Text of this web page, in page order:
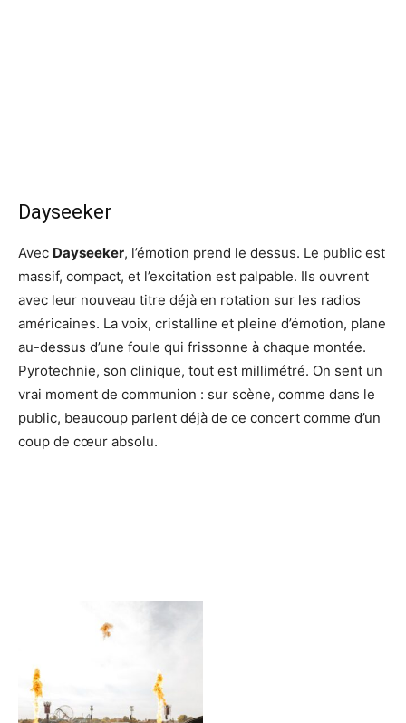
Dayseeker
Avec Dayseeker, l’émotion prend le dessus. Le public est
massif, compact, et l’excitation est palpable. Ils ouvrent
avec leur nouveau titre déjà en rotation sur les radios
américaines. La voix, cristalline et pleine d’émotion, plane
au-dessus d’une foule qui frissonne à chaque montée.
Pyrotechnie, son clinique, tout est millimétré. On sent un
vrai moment de communion : sur scène, comme dans le
public, beaucoup parlent déjà de ce concert comme d’un
coup de cœur absolu.